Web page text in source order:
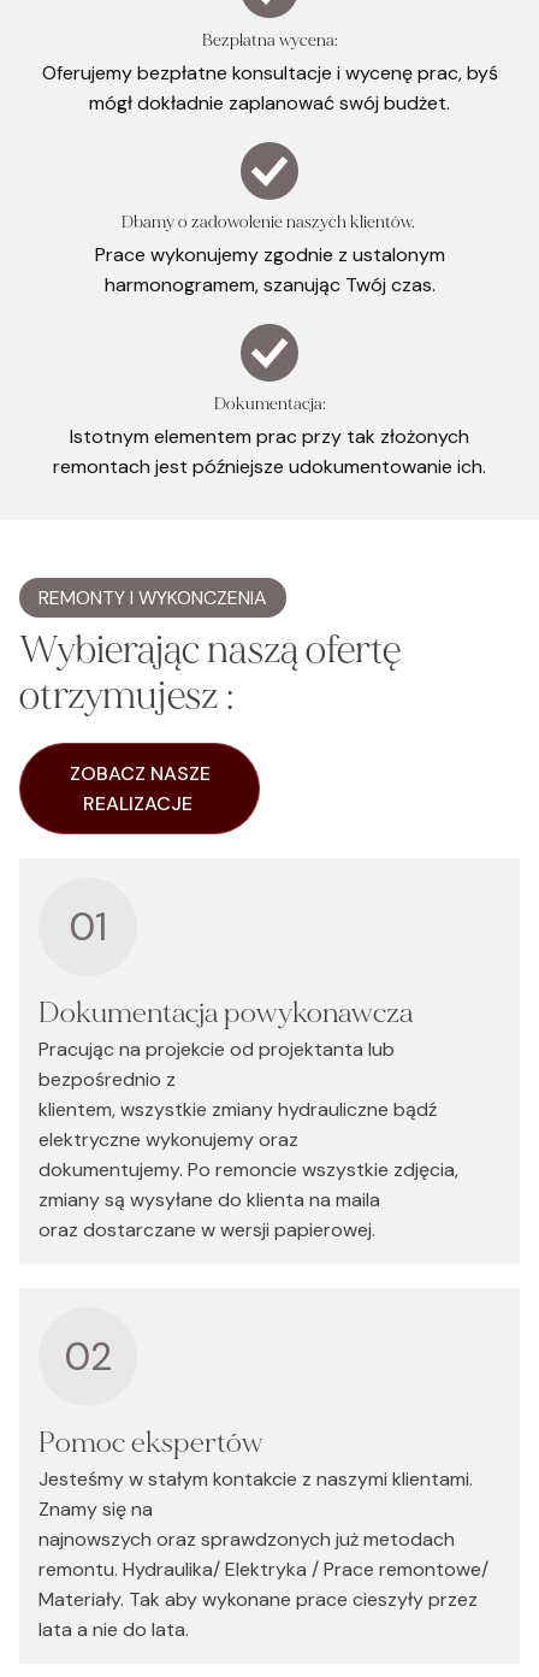
Bezpłatna wycena:
Oferujemy bezpłatne konsultacje i wycenę prac, byś
mógł dokładnie zaplanować swój budżet.
Dbamy o zadowolenie naszych klientów.
Prace wykonujemy zgodnie z ustalonym
harmonogramem, szanując Twój czas.
Dokumentacja:
Istotnym elementem prac przy tak złożonych
remontach jest późniejsze udokumentowanie ich.
REMONTY I WYKONCZENIA
Wybierając naszą ofertę
otrzymujesz :
ZOBACZ NASZE
REALIZACJE
01
Dokumentacja powykonawcza
Pracując na projekcie od projektanta lub
bezpośrednio z
klientem, wszystkie zmiany hydrauliczne bądź
elektryczne wykonujemy oraz
dokumentujemy. Po remoncie wszystkie zdjęcia,
zmiany są wysyłane do klienta na maila
oraz dostarczane w wersji papierowej.
02
Pomoc ekspertów
Jesteśmy w stałym kontakcie z naszymi klientami.
Znamy się na
najnowszych oraz sprawdzonych już metodach
remontu. Hydraulika/ Elektryka / Prace remontowe/
Materiały. Tak aby wykonane prace cieszyły przez
lata a nie do lata.